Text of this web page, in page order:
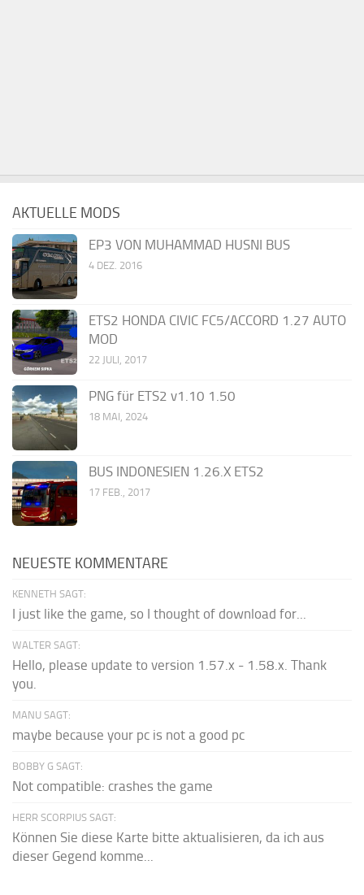
AKTUELLE MODS
EP3 VON MUHAMMAD HUSNI BUS
4 DEZ. 2016
ETS2 HONDA CIVIC FC5/ACCORD 1.27 AUTO
MOD
22 JULI, 2017
PNG für ETS2 v1.10 1.50
18 MAI, 2024
BUS INDONESIEN 1.26.X ETS2
17 FEB., 2017
NEUESTE KOMMENTARE
KENNETH SAGT:
I just like the game, so I thought of download for...
WALTER SAGT:
Hello, please update to version 1.57.x - 1.58.x. Thank
you.
MANU SAGT:
maybe because your pc is not a good pc
BOBBY G SAGT:
Not compatible: crashes the game
HERR SCORPIUS SAGT:
Können Sie diese Karte bitte aktualisieren, da ich aus
dieser Gegend komme...